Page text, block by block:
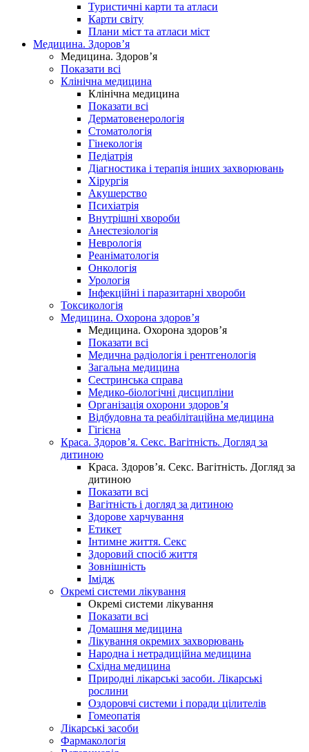
Туристичні карти та атласи
Карти світу
Плани міст та атласи міст
Медицина. Здоров’я
Медицина. Здоров’я
Показати всі
Клінічна медицина
Клінічна медицина
Показати всі
Дерматовенерологія
Стоматологія
Гінекологія
Педіатрія
Діагностика і терапія інших захворювань
Хірургія
Акушерство
Психіатрія
Внутрішні хвороби
Анестезіологія
Неврологія
Реаніматологія
Онкологія
Урологія
Інфекційні і паразитарні хвороби
Токсикологія
Медицина. Охорона здоров’я
Медицина. Охорона здоров’я
Показати всі
Медична радіологія і рентгенологія
Загальна медицина
Сестринська справа
Медико-біологічні дисципліни
Організація охорони здоров’я
Відбудовна та реабілітаційна медицина
Гігієна
Краса. Здоров’я. Секс. Вагітність. Догляд за
дитиною
Краса. Здоров’я. Секс. Вагітність. Догляд за
дитиною
Показати всі
Вагітність і догляд за дитиною
Здорове харчування
Етикет
Інтимне життя. Секс
Здоровий спосіб життя
Зовнішність
Імідж
Окремі системи лікування
Окремі системи лікування
Показати всі
Домашня медицина
Лікування окремих захворювань
Народна і нетрадиційна медицина
Східна медицина
Природні лікарські засоби. Лікарські
рослини
Оздоровчі системи і поради цілителів
Гомеопатія
Лікарські засоби
Фармакологія